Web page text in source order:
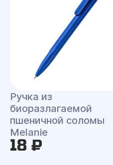
Ручка из
биоразлагаемой
пшеничной соломы
Melanie
18 ₽